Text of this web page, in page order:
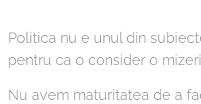
Politica nu e unul din
pentru ca o consider o
Nu avem maturitatea de a